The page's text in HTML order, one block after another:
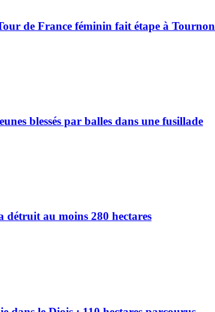
de France féminin fait étape à Tournon
blessés par balles dans une fusillade
détruit au moins 280 hectares